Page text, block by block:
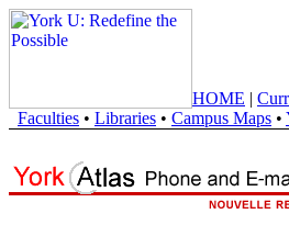
HOME |
Faculties • Libraries • Campus Maps •